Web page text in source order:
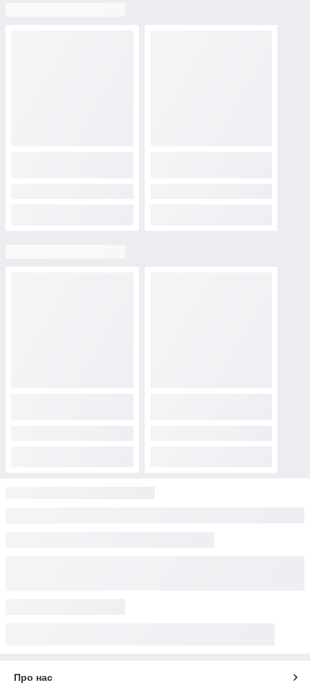
Про нас